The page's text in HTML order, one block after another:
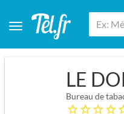
LE
Bureau de